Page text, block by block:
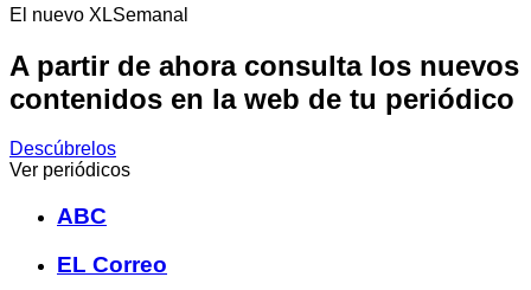
El nuevo XLSemanal
A partir de ahora consulta los nuevos
contenidos en la web de tu periódico
Descúbrelos
Ver periódicos
ABC
EL Correo